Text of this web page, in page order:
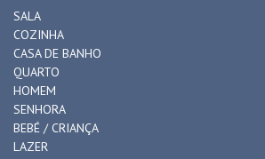
SALA
COZINHA
CASA DE BANHO
QUARTO
HOMEM
SENHORA
BEBÉ / CRIANÇA
LAZER